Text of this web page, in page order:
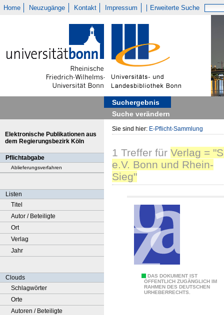
Home Neuzugänge Kontakt Impressum Erweiterte Suche
Suchergebnis
Suche verändern
Elektronische Publikationen aus
dem Regierungsbezirk Köln
Pflichtabgabe
Ablieferungsverfahren
Listen
Titel
Autor / Beteiligte
Ort
Verlag
Jahr
Clouds
Schlagwörter
Orte
Autoren / Beteiligte
Sie sind hier: E-Pflicht-Sammlung
1 Treffer für Verlag =
e.V. Bonn und Rhein-
Sieg"
DAS DOKUMENT IST
ÖFFENTLICH ZUGÄNGLICH IM
RAHMEN DES DEUTSCHEN
URHEBERRECHTS.